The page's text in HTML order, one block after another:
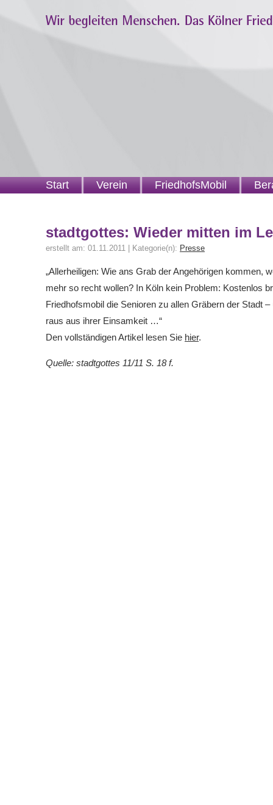
Start Verein FriedhofsMobil
stadtgottes: Wieder mitten im
erstellt am: 01.11.2011 | Kategorie(n): Presse
„Allerheiligen: Wie ans Grab der Angehörigen kommen,
mehr so recht wollen? In Köln kein Problem: Kostenlos
Friedhofsmobil die Senioren zu allen Gräbern der Stadt
raus aus ihrer Einsamkeit …“
Den vollständigen Artikel lesen Sie hier.
Quelle: stadtgottes 11/11 S. 18 f.